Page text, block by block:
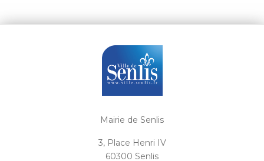
Mairie de Senlis
3, Place Henri IV
60300 Senlis